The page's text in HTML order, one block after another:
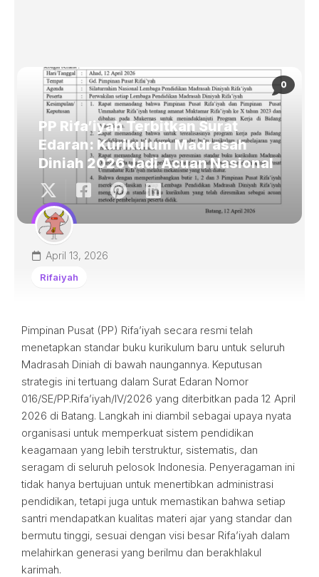
0
PP Rifa’iyah Terbitkan Surat
Edaran: Kurikulum Madrasah
Diniah 2026 Jadi Acuan Nasional
April 13, 2026
Rifaiyah
Pimpinan Pusat (PP) Rifa’iyah secara resmi telah
menetapkan standar buku kurikulum baru untuk seluruh
Madrasah Diniah di bawah naungannya. Keputusan
strategis ini tertuang dalam Surat Edaran Nomor
016/SE/PP.Rifa’iyah/IV/2026 yang diterbitkan pada 12 April
2026 di Batang. Langkah ini diambil sebagai upaya nyata
organisasi untuk memperkuat sistem pendidikan
keagamaan yang lebih terstruktur, sistematis, dan
seragam di seluruh pelosok Indonesia. Penyeragaman ini
tidak hanya bertujuan untuk menertibkan administrasi
pendidikan, tetapi juga untuk memastikan bahwa setiap
santri mendapatkan kualitas materi ajar yang standar dan
bermutu tinggi, sesuai dengan visi besar Rifa’iyah dalam
melahirkan generasi yang berilmu dan berakhlakul
karimah.